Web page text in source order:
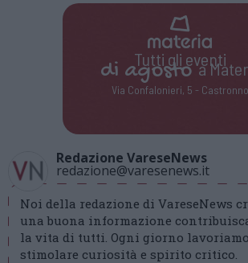
Tutti gli eventi
di agostoa
Via Confalonieri, 5 - Castronno
Redazione VareseNews
redazione@varesenews.it
Noi della redazione di VareseNews
una buona informazione
la vita di tutti. Ogni giorno
stimolare curiosità e spirito critico.